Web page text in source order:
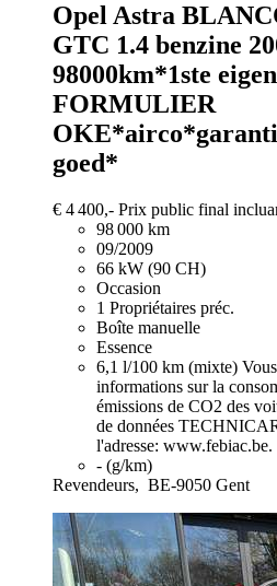
Opel Astra
GTC 1.4 benzine
98000km*1ste
FORMULIER
goed*
€ 4 400,- Prix public final
98 000 km
09/2009
66 kW (90 CH)
Occasion
1 Propriétaires préc.
Boîte manuelle
Essence
6,1 l/100 km (mixte)
informations sur la
émissions de CO2 des
de données
l'adresse: www.febiac.be.
- (g/km)
Revendeurs, BE-9050 Gent